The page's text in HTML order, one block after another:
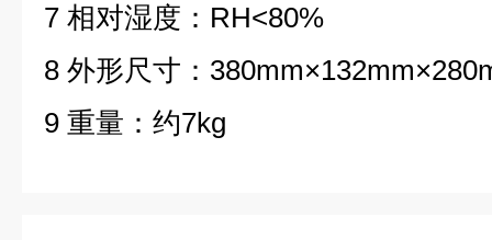
7 相对湿度：RH<80%
8 外形尺寸：
9 重量：约7kg